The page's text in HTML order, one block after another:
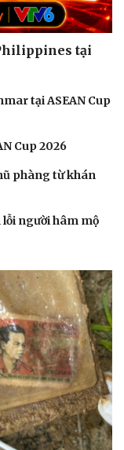
tại
tại ASEAN Cup
Cup 2026
phàng từ khán
lỗi người hâm mộ